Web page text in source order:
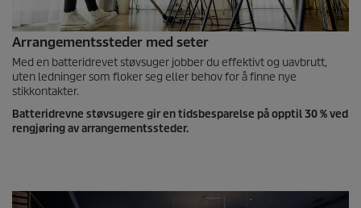
Arrangementssteder med seter
Med en batteridrevet støvsuger jobber du effektivt og uavbrutt,
uten ledninger som floker seg eller behov for å finne nye
stikkontakter.
Batteridrevne støvsugere gir en tidsbesparelse på opptil 30 % ved
rengjøring av arrangementssteder.